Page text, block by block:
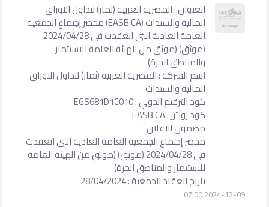
العنوان : المصرية العربية (ثمار) لتداول الاوراق
المالية والسندات (EASB.CA) محضر إجتماع الجمعية
العامة العادية التى انعقدت فى 2024/04/28
(موثق) (موثق من الهيئة العامة للاستثمار
والمناطق الحرة)
اسم الشركة : المصرية العربية (ثمار) لتداول الاوراق
المالية والسندات
كود الترقيم الدولي : EGS681D1C010
كود رويترز : EASB.CA
مضمون الاعلان :
محضر إجتماع الجمعية العامة العادية التى انعقدت
فى 2024/04/28 (موثق) (موثق من الهيئة العامة
للاستثمار والمناطق الحرة)
تاريخ انعقاد الجمعية : 28/04/2024
2024-12-09 07:00